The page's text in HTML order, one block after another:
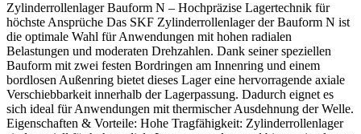
Zylinderrollenlager Bauform N – Hochpräzise Lagertechnik für
höchste Ansprüche Das SKF Zylinderrollenlager der Bauform N ist
die optimale Wahl für Anwendungen mit hohen radialen
Belastungen und moderaten Drehzahlen. Dank seiner speziellen
Bauform mit zwei festen Bordringen am Innenring und einem
bordlosen Außenring bietet dieses Lager eine hervorragende axiale
Verschiebbarkeit innerhalb der Lagerpassung. Dadurch eignet es
sich ideal für Anwendungen mit thermischer Ausdehnung der Welle.
Eigenschaften & Vorteile: Hohe Tragfähigkeit: Zylinderrollenlager